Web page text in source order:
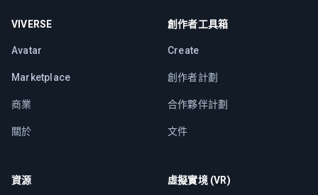
VIVERSE
Avatar
Marketplace
商業
關於
創作者工具箱
Create
創作者計劃
合作夥伴計劃
文件
資源 虛擬實境 (VR)